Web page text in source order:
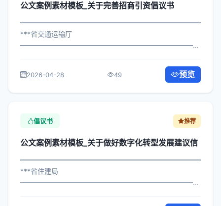
公文案例素材模板_关于完善招商引资倡议书
***省交通运输厅
为深入贯彻落实习近平总书记关于...
2026-04-28 49 预览
倡议书 推荐
公文案例素材模板_关于做好数字化转型发展建议信
***省住建局